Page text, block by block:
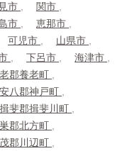
市
関市
市
恵那市
可児市
山県市
下呂市
海津市
郡養老町
安八郡神戸町
揖斐郡揖斐川町
郡北方町
郡川辺町